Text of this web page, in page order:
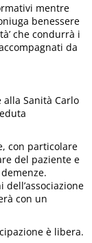
mentre
benessere
che condurrà i
da
alla Sanità Carlo
con particolare
del paziente e
con un
è libera.